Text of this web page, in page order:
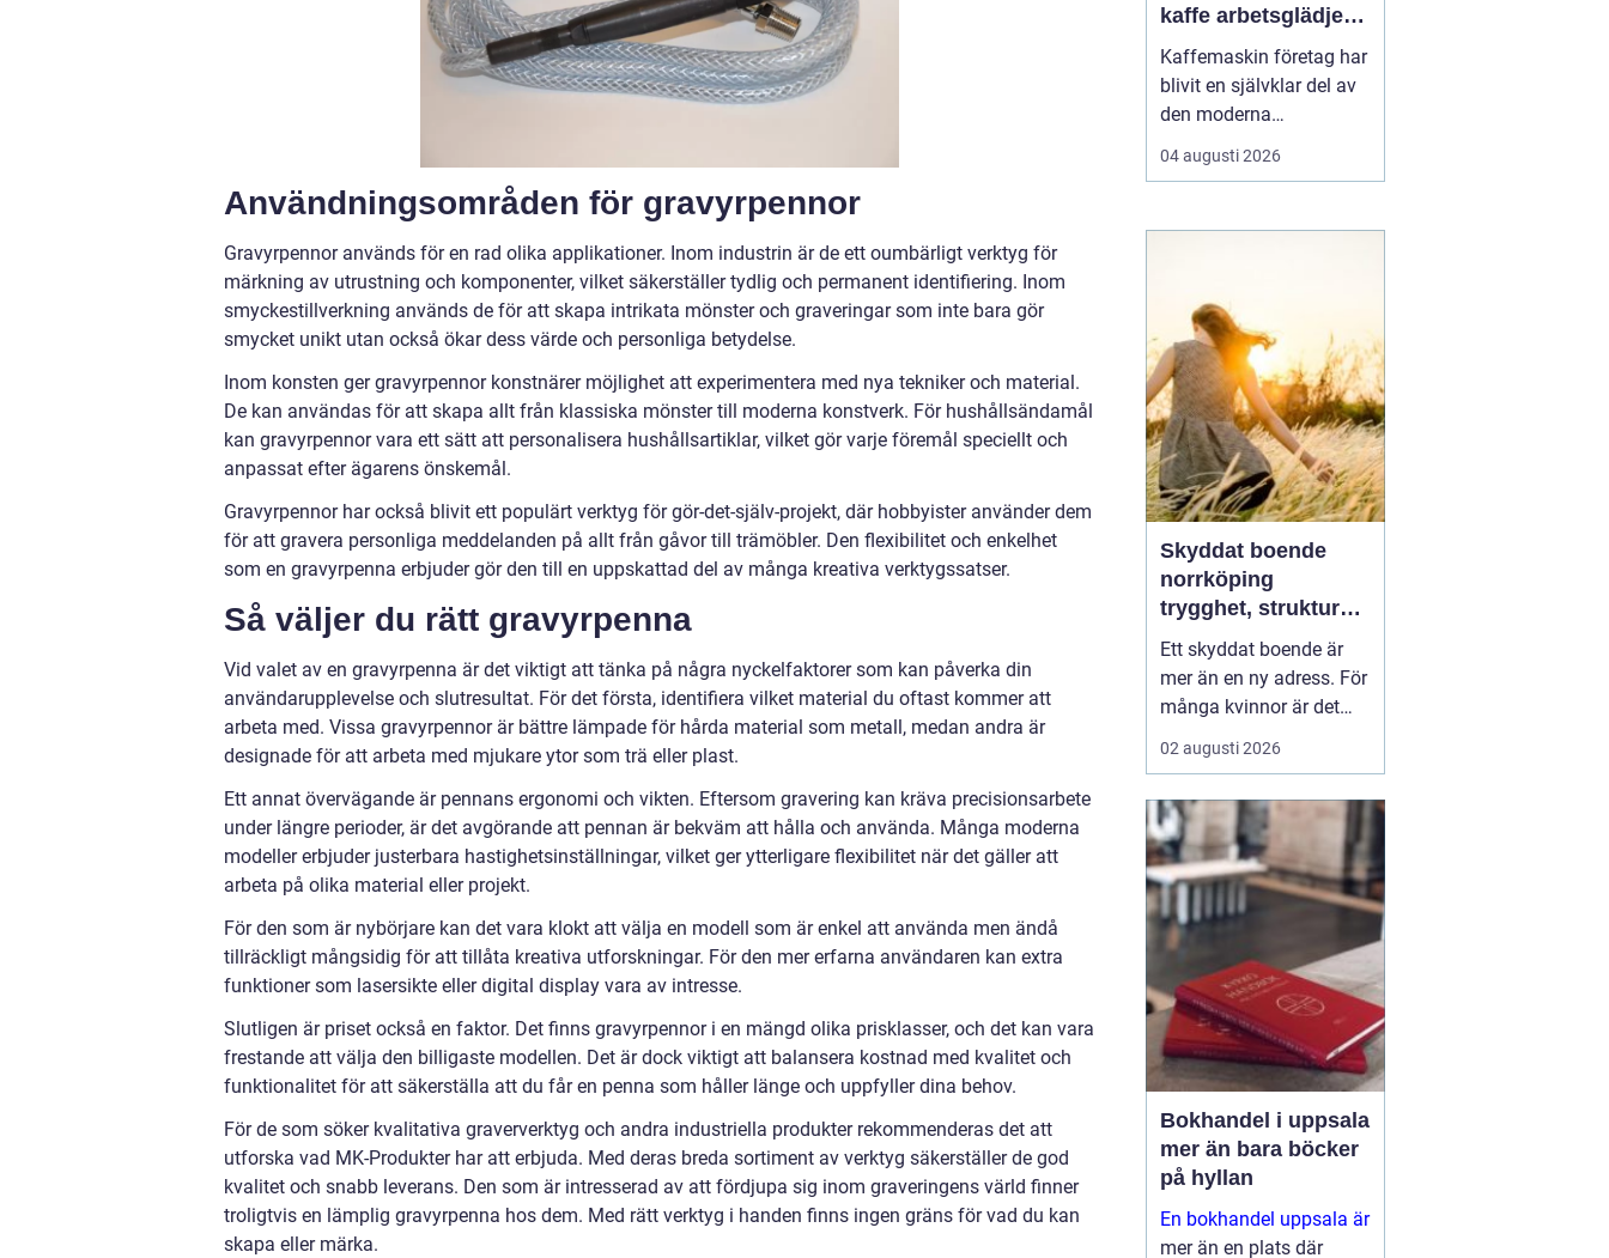
Användningsområden för gravyrpennor
Gravyrpennor används för en rad olika applikationer. Inom industrin är de ett oumbärligt verktyg för
märkning av utrustning och komponenter, vilket säkerställer tydlig och permanent identifiering. Inom
smyckestillverkning används de för att skapa intrikata mönster och graveringar som inte bara gör
smycket unikt utan också ökar dess värde och personliga betydelse.
Inom konsten ger gravyrpennor konstnärer möjlighet att experimentera med nya tekniker och material.
De kan användas för att skapa allt från klassiska mönster till moderna konstverk. För hushållsändamål
kan gravyrpennor vara ett sätt att personalisera hushållsartiklar, vilket gör varje föremål speciellt och
anpassat efter ägarens önskemål.
Gravyrpennor har också blivit ett populärt verktyg för gör-det-själv-projekt, där hobbyister använder dem
för att gravera personliga meddelanden på allt från gåvor till trämöbler. Den flexibilitet och enkelhet
som en gravyrpenna erbjuder gör den till en uppskattad del av många kreativa verktygssatser.
Så väljer du rätt gravyrpenna
Vid valet av en gravyrpenna är det viktigt att tänka på några nyckelfaktorer som kan påverka din
användarupplevelse och slutresultat. För det första, identifiera vilket material du oftast kommer att
arbeta med. Vissa gravyrpennor är bättre lämpade för hårda material som metall, medan andra är
designade för att arbeta med mjukare ytor som trä eller plast.
Ett annat övervägande är pennans ergonomi och vikten. Eftersom gravering kan kräva precisionsarbete
under längre perioder, är det avgörande att pennan är bekväm att hålla och använda. Många moderna
modeller erbjuder justerbara hastighetsinställningar, vilket ger ytterligare flexibilitet när det gäller att
arbeta på olika material eller projekt.
För den som är nybörjare kan det vara klokt att välja en modell som är enkel att använda men ändå
tillräckligt mångsidig för att tillåta kreativa utforskningar. För den mer erfarna användaren kan extra
funktioner som lasersikte eller digital display vara av intresse.
Slutligen är priset också en faktor. Det finns gravyrpennor i en mängd olika prisklasser, och det kan vara
frestande att välja den billigaste modellen. Det är dock viktigt att balansera kostnad med kvalitet och
funktionalitet för att säkerställa att du får en penna som håller länge och uppfyller dina behov.
För de som söker kvalitativa graververktyg och andra industriella produkter rekommenderas det att
utforska vad MK-Produkter har att erbjuda. Med deras breda sortiment av verktyg säkerställer de god
kvalitet och snabb leverans. Den som är intresserad av att fördjupa sig inom graveringens värld finner
troligtvis en lämplig gravyrpenna hos dem. Med rätt verktyg i handen finns ingen gräns för vad du kan
skapa eller märka.
kaffe arbetsglädje
och resultat
Kaffemaskin företag har
blivit en självklar del av
den moderna
arbetsplatsen. Många
medarbetare startar
fortsätter dit inför ett
sista kopp. Kaffe är inte
bara en dryck, utan en
natur...
04 augusti 2026
Skyddat boende
norrköping
trygghet, struktur
och väg vidare
Ett skyddat boende är
mer än en ny adress. För
många kvinnor är det
skillnaden mellan att
överleva och att börja
arbetet med skydd och
behandling utvecklats de
senaste åren, med större
fokus på helhet, trauma,
samsjuklighet och...
02 augusti 2026
Bokhandel i uppsala
mer än bara böcker
på hyllan
En bokhandel uppsala är
mer än en plats där